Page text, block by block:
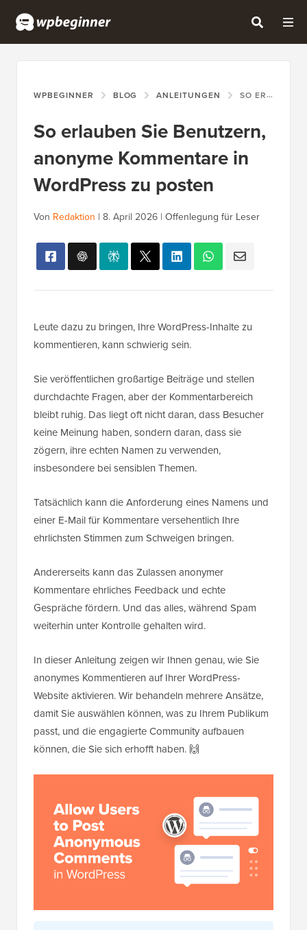
WPBEGINNER BLOG ANLEITUNGEN SO ERLAUBEN SIE BENUTZERN, ANONYME KOMMENTARE IN WORDPRESS ZU POSTEN
So erlauben Sie Benutzern,
anonyme Kommentare in
WordPress zu posten
Von Redaktion | 8. April 2026 | Offenlegung für Leser
Leute dazu zu bringen, Ihre WordPress-Inhalte zu
kommentieren, kann schwierig sein.
Sie veröffentlichen großartige Beiträge und stellen
durchdachte Fragen, aber der Kommentarbereich
bleibt ruhig. Das liegt oft nicht daran, dass Besucher
keine Meinung haben, sondern daran, dass sie
zögern, ihre echten Namen zu verwenden,
insbesondere bei sensiblen Themen.
Tatsächlich kann die Anforderung eines Namens und
einer E-Mail für Kommentare versehentlich Ihre
ehrlichsten Stimmen zum Schweigen bringen.
Andererseits kann das Zulassen anonymer
Kommentare ehrliches Feedback und echte
Gespräche fördern. Und das alles, während Spam
weiterhin unter Kontrolle gehalten wird.
In dieser Anleitung zeigen wir Ihnen genau, wie Sie
anonymes Kommentieren auf Ihrer WordPress-
Website aktivieren. Wir behandeln mehrere Ansätze,
damit Sie auswählen können, was zu Ihrem Publikum
passt, und die engagierte Community aufbauen
können, die Sie sich erhofft haben. 🙌